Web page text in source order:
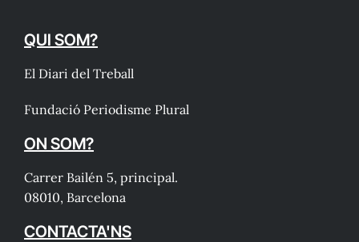
QUI SOM?
El Diari del Treball
Fundació Periodisme Plural
ON SOM?
Carrer Bailén 5, principal.
08010, Barcelona
CONTACTA'NS